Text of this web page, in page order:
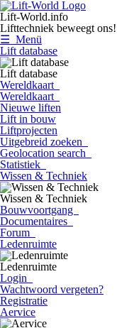
Lift-World.info
Lifttechniek beweegt ons!
☰ Menü
Lift database
Lift database
Wereldkaart
Wereldkaart
Nieuwe liften
Lift in bouw
Liftprojecten
Uitgebreid zoeken
Geolocation search
Statistiek
Wissen & Techniek
Wissen & Techniek
Bouwvoortgang
Documentaires
Forum
Ledenruimte
Ledenruimte
Login
Wachtwoord vergeten?
Registratie
Aervice